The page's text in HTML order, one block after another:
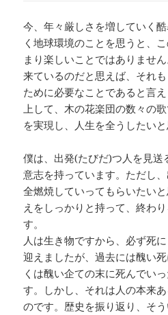
今、年々厳しさを増していく
く地球環境のことを思うと、
まり楽しいことではありませ
来ているのだと思えば、それ
ために必要なことであると言
上して、木の花楽団の数々の
を実現し、人生を全うしたいと
僕は、出発(たびだ)つ人を見送
意志を持っています。ただし
全燃焼していってもらいたい
えをしっかりと持って、終わ
す。
人は生き物ですから、必ず死
迎えましたが、過去には醜い
くは醜い企ての末に死んでい
す。しかし、それは人の本来
のです。歴史を振り返り、そ